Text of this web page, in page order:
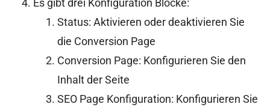
Es gibt drei Konfiguration Blöcke:
Status: Aktivieren oder deaktivieren Sie
die Conversion Page
Conversion Page: Konfigurieren Sie den
Inhalt der Seite
SEO Page Konfiguration: Konfigurieren Sie